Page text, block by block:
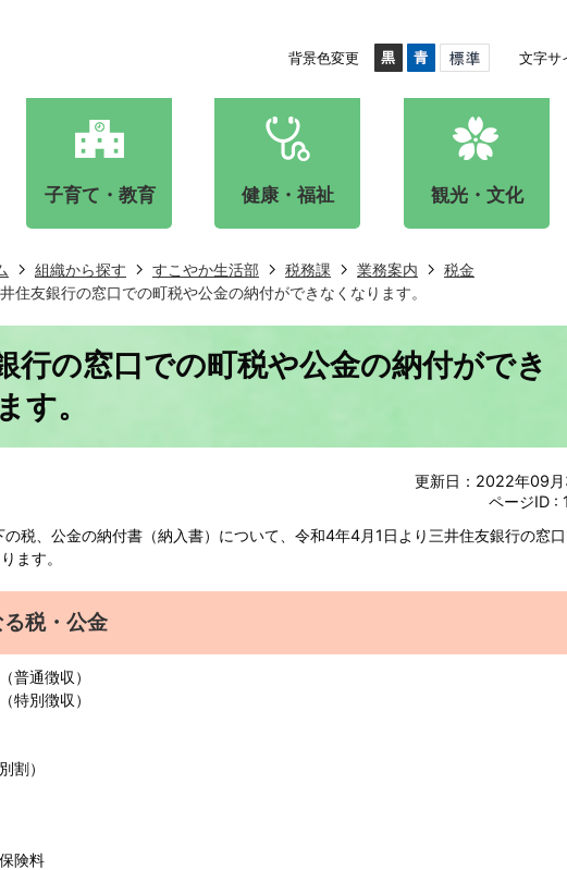
背景色変更 文字サ
子育て・教育 健康・福祉 観光・文化
組織から探す すこやか生活部 税務課 業務案内
税金
住友銀行の窓口での町税や公金の納付ができなくなります。
行の窓口での町税や公金の納付ができ
す。
更新日：2022年09
ページID :
税、公金の納付書（納入書）について、令和4年4月1日より三井住友銀行の窓
ます。
税・公金
普通徴収）
特別徴収）
割）
険料